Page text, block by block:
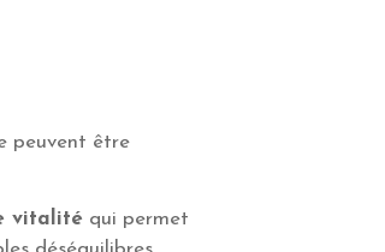
peuvent être
vitalité qui permet